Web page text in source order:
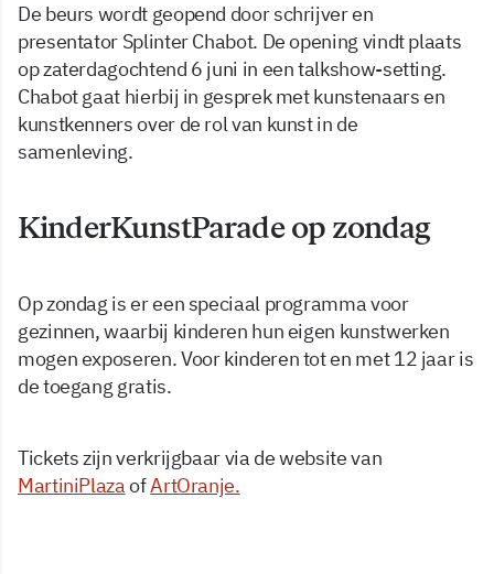
De beurs wordt geopend door schrijver en
presentator Splinter Chabot. De opening vindt plaats
op zaterdagochtend 6 juni in een talkshow-setting.
Chabot gaat hierbij in gesprek met kunstenaars en
kunstkenners over de rol van kunst in de
samenleving.
KinderKunstParade op zondag
Op zondag is er een speciaal programma voor
gezinnen, waarbij kinderen hun eigen kunstwerken
mogen exposeren. Voor kinderen tot en met 12 jaar is
de toegang gratis.
Tickets zijn verkrijgbaar via de website van
MartiniPlazaofArtOranje.